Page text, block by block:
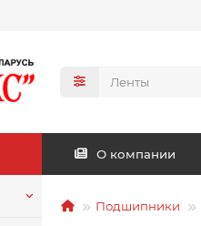
О компании
Подшипники